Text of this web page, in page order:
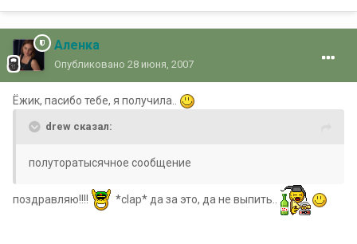
Аленка
Опубликовано 28 июня, 2007
Ёжик, пасибо тебе, я получила..
drew сказал:
полуторатысячное сообщение
поздравляю!!!! *clap* да за это, да не выпить..